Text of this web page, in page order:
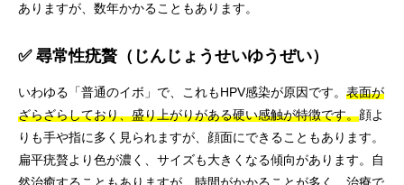
ありますが、数年かかることもあります。
✅ 尋常性疣贅（じんじょうせいゆうぜい）
いわゆる「普通のイボ」で、これもHPV感染が原因です。 表面が
ざらざらしており、盛り上がりがある硬い感触が特徴です。顔よ
りも手や指に多く見られますが、顔面にできることもあります。
扁平疣贅より色が濃く、サイズも大きくなる傾向があります。自